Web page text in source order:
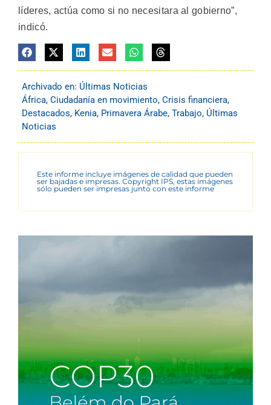
líderes, actúa como si no necesitara al gobierno”,
indicó.
Archivado en: Últimas Noticias
África, Ciudadanía en movimiento, Crisis financiera,
Destacados, Kenia, Primavera Árabe, Trabajo, Últimas
Noticias
Este informe incluye imágenes de calidad que pueden
ser bajadas e impresas. Copyright IPS, estas imágenes
sólo pueden ser impresas junto con este informe